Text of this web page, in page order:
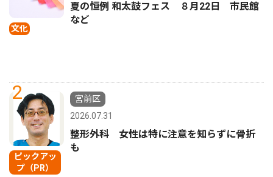
文化
夏の恒例 和太鼓フェス ８月22日 市民館
など
2
ピックアッ
プ（PR）
宮前区
2026.07.31
整形外科 女性は特に注意を知らずに骨折
も